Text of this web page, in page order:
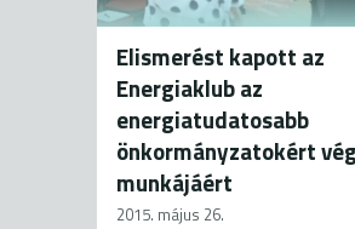
Elismerést kapott az
Energiaklub az
energiatudatosabb
önkormányzatokért
munkájáért
2015. május 26.